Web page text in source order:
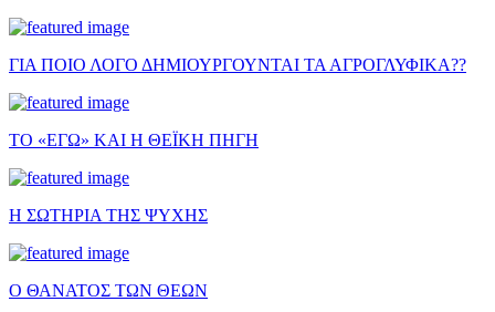
ΓΙΑ ΠΟΙΟ ΛΟΓΟ ΔΗΜΙΟΥΡΓΟΥΝΤΑΙ ΤΑ ΑΓΡΟΓΛΥΦΙΚΑ??
ΤΟ «ΕΓΩ» ΚΑΙ Η ΘΕΪΚΗ ΠΗΓΗ
Η ΣΩΤΗΡΙΑ ΤΗΣ ΨΥΧΗΣ
Ο ΘΑΝΑΤΟΣ ΤΩΝ ΘΕΩΝ